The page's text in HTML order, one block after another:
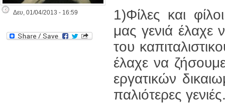
Δευ, 01/04/2013 - 16:59
1)Φίλες και
μας γενιά έλαχε
του
έλαχε να
εργατικών
παλιότερες